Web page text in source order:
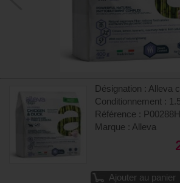
Désignation : Alleva
Conditionnement :
Référence : P00288H
Marque : Alleva
Ajouter au panier